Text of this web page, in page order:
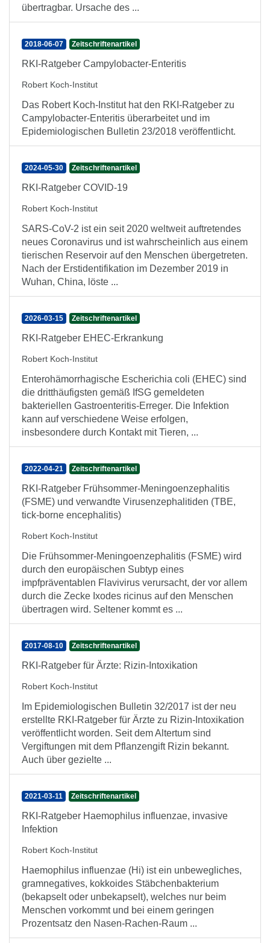
übertragbar. Ursache des ...
2018-06-07 Zeitschriftenartikel
RKI-Ratgeber Campylobacter-Enteritis
Robert Koch-Institut
Das Robert Koch-Institut hat den RKI-Ratgeber zu
Campylobacter-Enteritis überarbeitet und im
Epidemiologischen Bulletin 23/2018 veröffentlicht.
2024-05-30 Zeitschriftenartikel
RKI-Ratgeber COVID-19
Robert Koch-Institut
SARS-CoV-2 ist ein seit 2020 weltweit auftretendes
neues Coronavirus und ist wahrscheinlich aus einem
tierischen Reservoir auf den Menschen übergetreten.
Nach der Erstidentifikation im Dezember 2019 in
Wuhan, China, löste ...
2026-03-15 Zeitschriftenartikel
RKI-Ratgeber EHEC-Erkrankung
Robert Koch-Institut
Enterohämorrhagische Escherichia coli (EHEC) sind
die dritthäufigsten gemäß IfSG gemeldeten
bakteriellen Gastroenteritis-Erreger. Die Infektion
kann auf verschiedene Weise erfolgen,
insbesondere durch Kontakt mit Tieren, ...
2022-04-21 Zeitschriftenartikel
RKI-Ratgeber Frühsommer-Meningoenzephalitis
(FSME) und verwandte Virusenzephalitiden (TBE,
tick-borne encephalitis)
Robert Koch-Institut
Die Frühsommer-Meningoenzephalitis (FSME) wird
durch den europäischen Subtyp eines
impfpräventablen Flavivirus verursacht, der vor allem
durch die Zecke Ixodes ricinus auf den Menschen
übertragen wird. Seltener kommt es ...
2017-08-10 Zeitschriftenartikel
RKI-Ratgeber für Ärzte: Rizin-Intoxikation
Robert Koch-Institut
Im Epidemiologischen Bulletin 32/2017 ist der neu
erstellte RKI-Ratgeber für Ärzte zu Rizin-Intoxikation
veröffentlicht worden. Seit dem Altertum sind
Vergiftungen mit dem Pflanzen­gift Rizin bekannt.
Auch über gezielte ...
2021-03-11 Zeitschriftenartikel
RKI-Ratgeber Haemophilus influenzae, invasive
Infektion
Robert Koch-Institut
Haemophilus influenzae (Hi) ist ein unbewegliches,
gramnegatives, kokkoides Stäbchenbakterium
(bekapselt oder unbekapselt), welches nur beim
Menschen vorkommt und bei einem geringen
Prozentsatz den Nasen-Rachen-Raum ...